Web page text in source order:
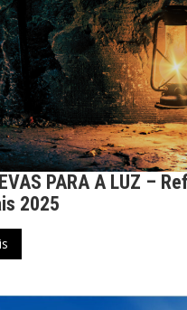
PARA A LUZ –
2025